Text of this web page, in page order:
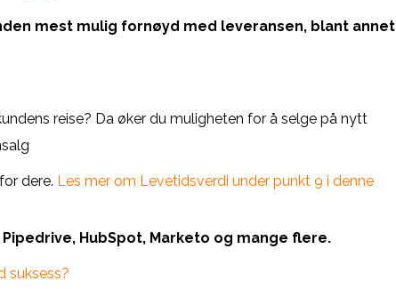
mest mulig fornøyd med leveransen, blant annet
reise? Da øker du muligheten for å selge på nytt
dere. Les mer om Levetidsverdi under punkt 9 i denne
HubSpot, Marketo og mange flere.
suksess?